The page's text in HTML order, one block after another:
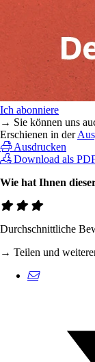
Ich abonniere
→ Sie können uns
Erschienen in der
Ausdrucken
Download als
Wie hat Ihnen
Durchschnittliche
→ Teilen und